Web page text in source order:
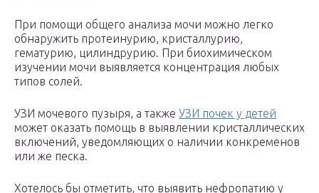
При помощи общего анализа мочи можно легко
обнаружить протеинурию, кристаллурию,
гематурию, цилиндрурию. При биохимическом
изучении мочи выявляется концентрация любых
типов солей.
УЗИ мочевого пузыря, а также УЗИ почек у детей
может оказать помощь в выявлении кристаллических
включений, уведомляющих о наличии конкременов
или же песка.
Хотелось бы отметить, что выявить нефропатию у